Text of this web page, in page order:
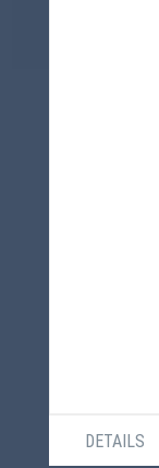
DETAILS